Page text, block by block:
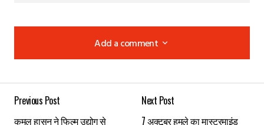
Add a comment
Add a comment
Previous Post
कमल हासन ने फिल्म उद्योग से
Next Post
7 अक्टूबर हमले का मास्टरमाइंड